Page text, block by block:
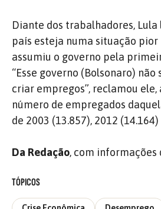
Diante dos trabalhadores,
país esteja numa situação pior
assumiu o governo pela
“Esse governo (Bolsonaro)
criar empregos”, reclamou
número de empregados
de 2003 (13.857), 2012
Da Redação, com informações
TÓPICOS